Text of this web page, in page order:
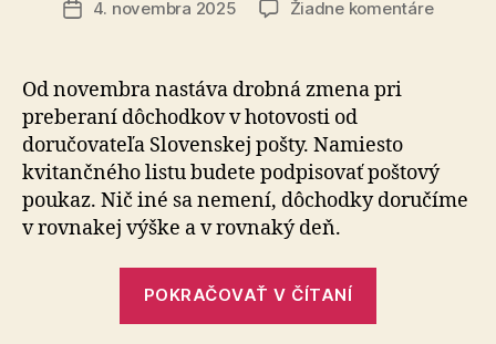
Dátum4. novembra 2025 Žiadne komentárena
Od novembra nastáva drobná zmena pri
preberaní dô­chod­kov v hotovosti od
doručovateľa Slovenskej pošty. Namiesto
kvitančného listu budete podpisovať poštový
poukaz. Nič iné sa nemení, dôchodky doručíme
v rov­na­kej výške a v rovnaký deň.
POKRAČOVAŤ V ČÍTANÍ